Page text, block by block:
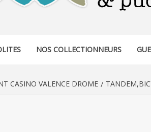
NOS COLLECTIONNEURS
CASINO VALENCE DROME